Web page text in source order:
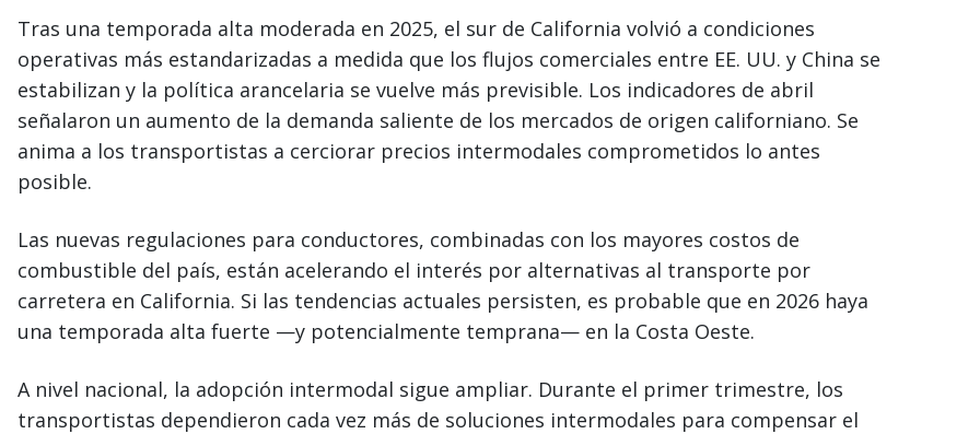
Tras una temporada alta moderada en 2025, el sur de California volvió a condiciones
operativas más estandarizadas a medida que los flujos comerciales entre EE. UU. y China se
estabilizan y la política arancelaria se vuelve más previsible. Los indicadores de abril
señalaron un aumento de la demanda saliente de los mercados de origen californiano. Se
anima a los transportistas a cerciorar precios intermodales comprometidos lo antes
posible.
Las nuevas regulaciones para conductores, combinadas con los mayores costos de
combustible del país, están acelerando el interés por alternativas al transporte por
carretera en California. Si las tendencias actuales persisten, es probable que en 2026 haya
una temporada alta fuerte —y potencialmente temprana— en la Costa Oeste.
A nivel nacional, la adopción intermodal sigue ampliar. Durante el primer trimestre, los
transportistas dependieron cada vez más de soluciones intermodales para compensar el